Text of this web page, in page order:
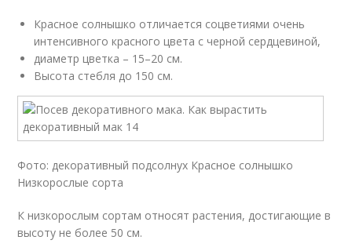
Красное солнышко отличается соцветиями очень
интенсивного красного цвета с черной сердцевиной,
диаметр цветка – 15–20 см.
Высота стебля до 150 см.
Фото: декоративный подсолнух Красное солнышко
Низкорослые сорта
К низкорослым сортам относят растения, достигающие в
высоту не более 50 см.